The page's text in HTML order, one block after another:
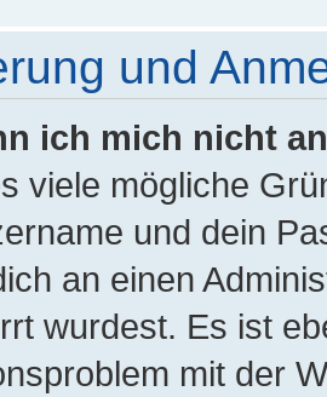
und
ich mich nicht
viele mögliche
und dein
an einen
wurdest. Es ist
mit der